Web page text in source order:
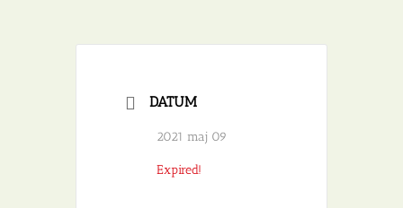
DATUM
2021 maj 09
Expired!